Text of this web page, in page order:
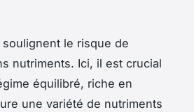
soulignent le risque de
nutriments. Ici, il est crucial
équilibré, riche en
une variété de nutriments